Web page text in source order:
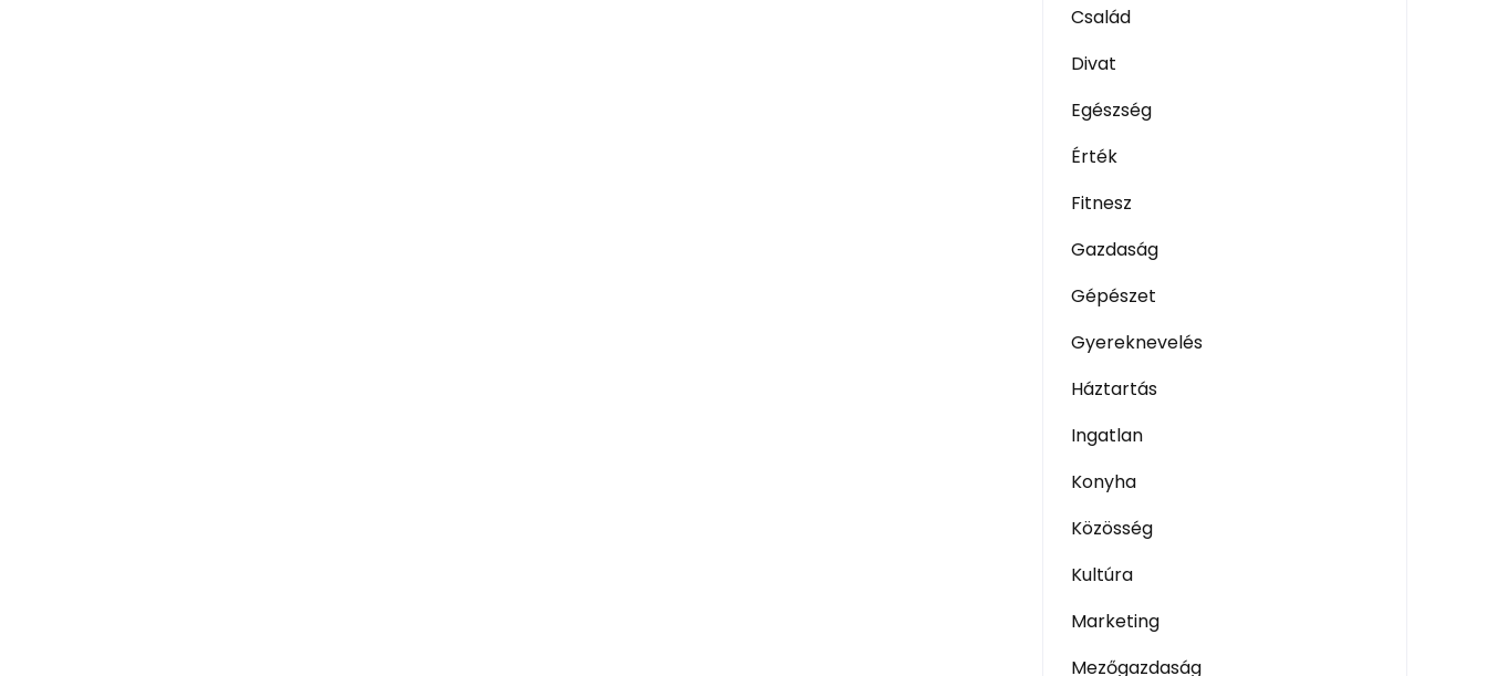
Család
Divat
Egészség
Érték
Fitnesz
Gazdaság
Gépészet
Gyereknevelés
Háztartás
Ingatlan
Konyha
Közösség
Kultúra
Marketing
Mezőgazdaság